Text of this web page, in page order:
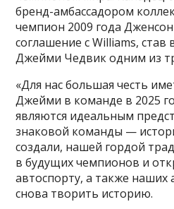
бренд-амбассадором
чемпион 2009 года
соглашение с Williams, став
Джейми Чедвик одним из
«Для нас большая честь
Джейми в команде в 2025
являются идеальным
знаковой команды —
создали, нашей гордой
в будущих чемпионов и
автоспорту, а также
снова творить историю.